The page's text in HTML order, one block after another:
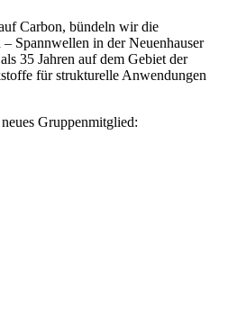
Carbon, bündeln wir die
Spannwellen in der Neuenhauser
35 Jahren auf dem Gebiet der
für strukturelle Anwendungen
Gruppenmitglied: